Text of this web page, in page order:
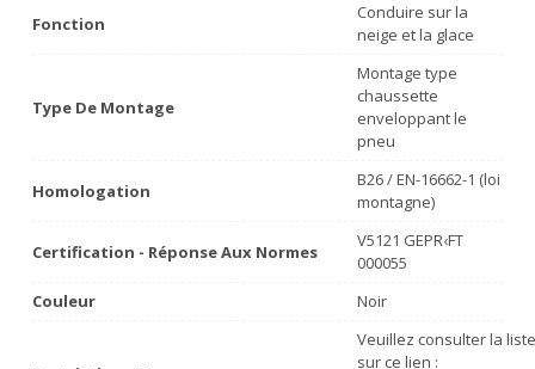
Fonction
Conduire sur la
neige et la glace
Type De Montage
Montage type
chaussette
enveloppant le
pneu
Homologation
B26 / EN-16662-1 (loi
montagne)
Certification - Réponse Aux Normes
V5121 GEPR‹FT
000055
Couleur
Noir
Veuillez consulter la
sur ce lien :